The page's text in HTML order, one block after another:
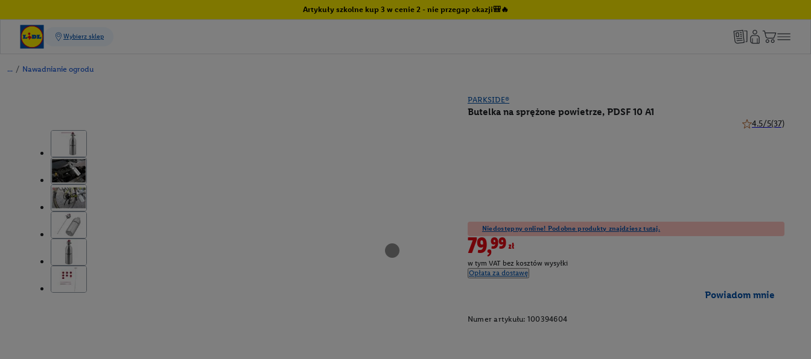
Artykuły szkolne kup 3 w cenie 2 - nie przegap okazji🎒🔥
/ Nawadnianie ogrodu
PARKSIDE®
Butelka na sprężone powietrze, PDSF 10 A1
4.5/5(37)
Niedostępny online! Podobne produkty znajdziesz tutaj.
79,99zł
w tym VAT bez kosztów wysyłki
Opłata za dostawę
Powiadom mnie
Numer artykułu: 100394604